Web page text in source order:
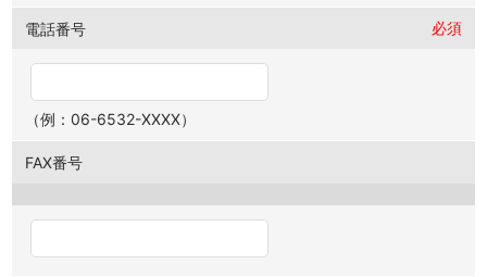
電話番号 必須
（例：06-6532-XXXX）
FAX番号